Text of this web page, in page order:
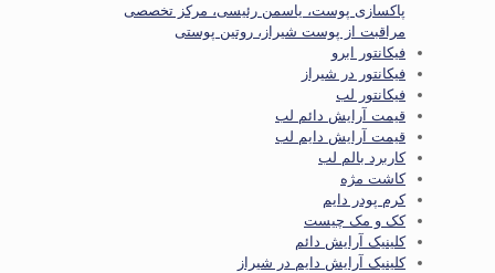
پاکسازی پوست، یاسمن رئیسی، مرکز تخصصی
مراقبت از پوست شیراز، روتین پوستی
فیکانتور ابرو
فیکانتور در شیراز
فیکانتور لب
قیمت آرایش دائم لب
قیمت آرایش دایم لب
کاربرد بالم لب
کاشت مژه
کرم پودر دایم
کک و مک چیست
کلینیک آرایش دائم
کلینیک آرایش دایم در شیراز